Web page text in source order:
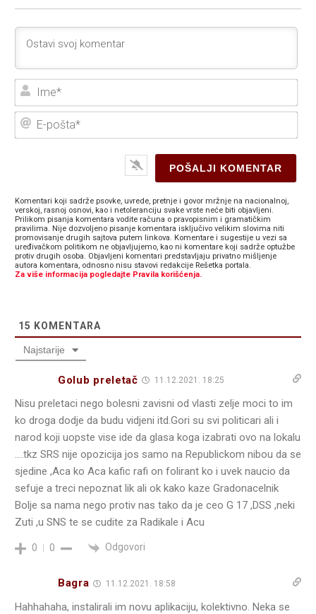
E-
Komentari koji sadrže psovke, uvrede, pretnje i govor mržnje na nacionalnoj,
verskoj, rasnoj osnovi, kao i netoleranciju svake vrste neće biti objavljeni.
Prilikom pisanja komentara vodite računa o pravopisnim i gramatičkim
pravilima. Nije dozvoljeno pisanje komentara isključivo velikim slovima niti
promovisanje drugih sajtova putem linkova. Komentare i sugestije u vezi sa
uređivačkom politikom ne objavljujemo, kao ni komentare koji sadrže optužbe
protiv drugih osoba. Objavljeni komentari predstavljaju privatno mišljenje
autora komentara, odnosno nisu stavovi redakcije Rešetka portala.
Za više informacija pogledajte Pravila korišćenja.
15 KOMENTARA
Najstarije
Golub preletač 11.12.2021. 18:25
Nisu preletaci nego bolesni zavisni od vlasti zelje moci to im
ko droga dodje da budu vidjeni itd.Gori su svi politicari ali i
narod koji uopste vise ide da glasa koga izabrati ovo na lokalu
….tkz SRS nije opozicija jos samo na Republickom nibou da se
sjedine ,Aca ko Aca kafic rafi on folirant ko i uvek naucio da
sefuje a treci nepoznat lik ali ok kako kaze Gradonacelnik
Bolje sa nama nego protiv nas tako da je ceo G 17 ,DSS ,neki
Zuti ,u SNS te se cudite za Radikale i Acu
0 0 Odgovori
Bagra 11.12.2021. 18:58
Hahhahaha, instalirali im novu aplikaciju, kolektivno. Neka se